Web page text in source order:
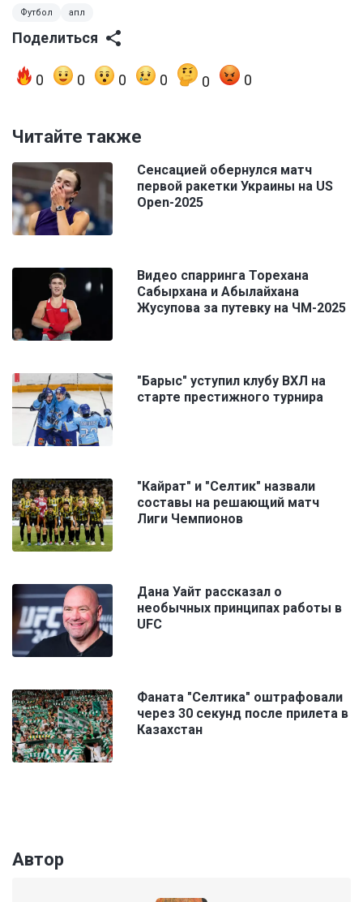
Футбол апл
Поделиться
0 0 0 0 0 0
Читайте также
Сенсацией обернулся матч
первой ракетки Украины на US
Open-2025
Видео спарринга Торехана
Сабырхана и Абылайхана
Жусупова за путевку на ЧМ-2025
"Барыс" уступил клубу ВХЛ на
старте престижного турнира
"Кайрат" и "Селтик" назвали
составы на решающий матч
Лиги Чемпионов
Дана Уайт рассказал о
необычных принципах работы в
UFC
Фаната "Селтика" оштрафовали
через 30 секунд после прилета в
Казахстан
Автор